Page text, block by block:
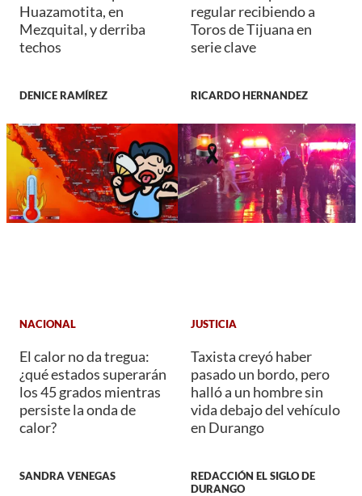
Huazamotita, en
Mezquital, y derriba
techos
DENICE RAMÍREZ
regular recibiendo a
Toros de Tijuana en
serie clave
RICARDO HERNANDEZ
NACIONAL
El calor no da tregua:
¿qué estados superarán
los 45 grados mientras
persiste la onda de
calor?
SANDRA VENEGAS
JUSTICIA
Taxista creyó haber
pasado un bordo, pero
halló a un hombre sin
vida debajo del vehículo
en Durango
REDACCIÓN EL SIGLO DE
DURANGO